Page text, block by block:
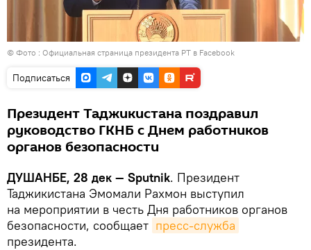
© Фото : Официальная страница президента РТ в Facebook
Подписаться
Президент Таджикистана поздравил
руководство ГКНБ с Днем работников
органов безопасности
ДУШАНБЕ, 28 дек — Sputnik. Президент
Таджикистана Эмомали Рахмон выступил
на мероприятии в честь Дня работников органов
безопасности, сообщает пресс-служба
президента.